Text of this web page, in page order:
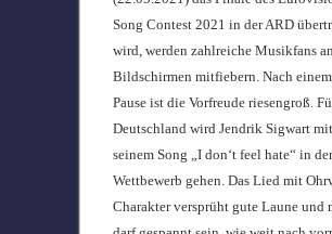
Song Contest 2021 in der ARD
wird, werden zahlreiche Musikfans
Bildschirmen mitfiebern. Nach
Pause ist die Vorfreude riesengroß.
Deutschland wird Jendrik Sigwart mit
seinem Song „I don‘t feel hate“ in
Wettbewerb gehen. Das Lied mit
Charakter versprüht gute Laune und